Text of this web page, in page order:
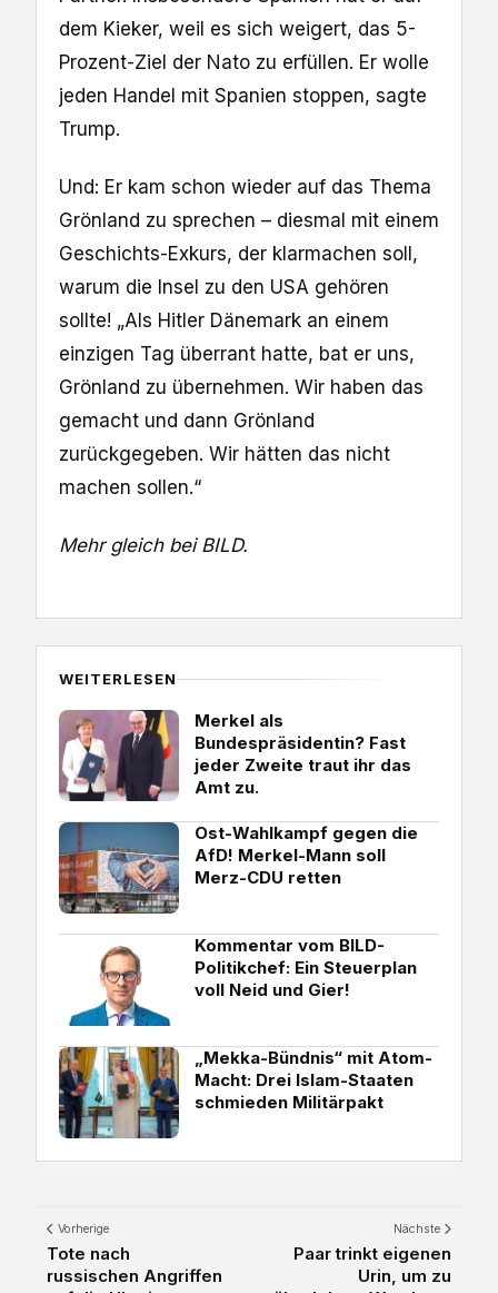
dem Kieker, weil es sich weigert, das 5-
Prozent-Ziel der Nato zu erfüllen. Er wolle
jeden Handel mit Spanien stoppen, sagte
Trump.
Und: Er kam schon wieder auf das Thema
Grönland zu sprechen – diesmal mit einem
Geschichts-Exkurs, der klarmachen soll,
warum die Insel zu den USA gehören
sollte! „Als Hitler Dänemark an einem
einzigen Tag überrant hatte, bat er uns,
Grönland zu übernehmen. Wir haben das
gemacht und dann Grönland
zurückgegeben. Wir hätten das nicht
machen sollen.“
Mehr gleich bei BILD.
WEITERLESEN
Merkel als
Bundespräsidentin? Fast
jeder Zweite traut ihr das
Amt zu.
Ost-Wahlkampf gegen die
AfD! Merkel-Mann soll
Merz-CDU retten
Kommentar vom BILD-
Politikchef: Ein Steuerplan
voll Neid und Gier!
„Mekka-Bündnis“ mit Atom-
Macht: Drei Islam-Staaten
schmieden Militärpakt
Vorherige
Tote nach
russischen Angriffen
Nächste
Paar trinkt eigenen
Urin, um zu